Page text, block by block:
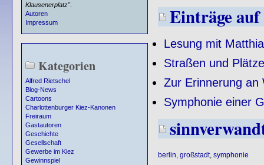
Klausenerplatz".
Autoren
Impressum
Kategorien
Alfred Rietschel
Blog-News
Cartoons
Charlottenburger Kiez-Kanonen
Freiraum
Gastautoren
Geschichte
Gesellschaft
Gewerbe im Kiez
Gewinnspiel
Einträge
Lesung mit
Straßen und
Zur Erinnerung an
Symphonie einer
berlin großstadt, symphonie